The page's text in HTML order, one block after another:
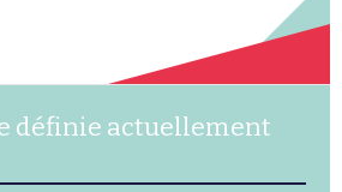
définie actuellement